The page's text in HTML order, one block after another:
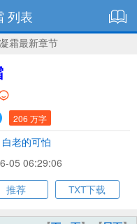
列表
霜最新章节
206 万字
老的可怕
05 06:29:06
推荐 TXT下载